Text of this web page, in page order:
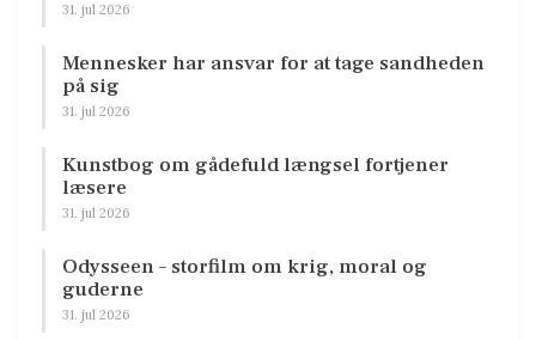
31. jul 2026
Mennesker har ansvar for at tage sandheden
på sig
31. jul 2026
Kunstbog om gådefuld længsel fortjener
læsere
31. jul 2026
Odysseen – storfilm om krig, moral og
guderne
31. jul 2026